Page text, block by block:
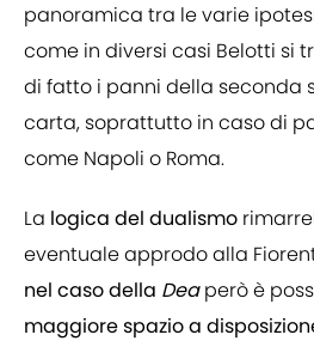
panoramica tra le varie
come in diversi casi Belotti si
di fatto i panni della seconda
carta, soprattutto in caso di
come Napoli o Roma.
La logica del dualismo
eventuale approdo alla
nel caso della Dea però è
maggiore spazio a